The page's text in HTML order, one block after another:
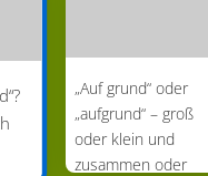
„Auf grund“ oder
„aufgrund“ – groß
oder klein und
zusammen oder